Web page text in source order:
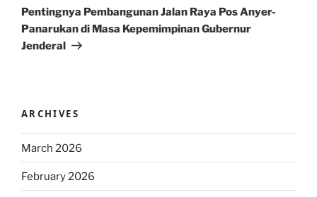
Post
Pentingnya Pembangunan Jalan Raya Pos Anyer-
Panarukan di Masa Kepemimpinan Gubernur
Jenderal
ARCHIVES
March 2026
February 2026